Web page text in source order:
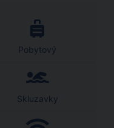
Pobytový
Skluzavky